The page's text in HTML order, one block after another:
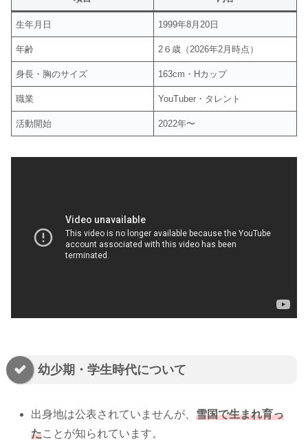
生年月日 1999年8月20日
年齢 2６歳（2026年2月時点）
身長・胸のサイズ 163cm・Hカップ
職業 YouTuber・タレント
活動開始 2022年〜
幼少期・学生時代について
出身地は公表されていませんが、雪国で生まれ育っ
たことが知られています。